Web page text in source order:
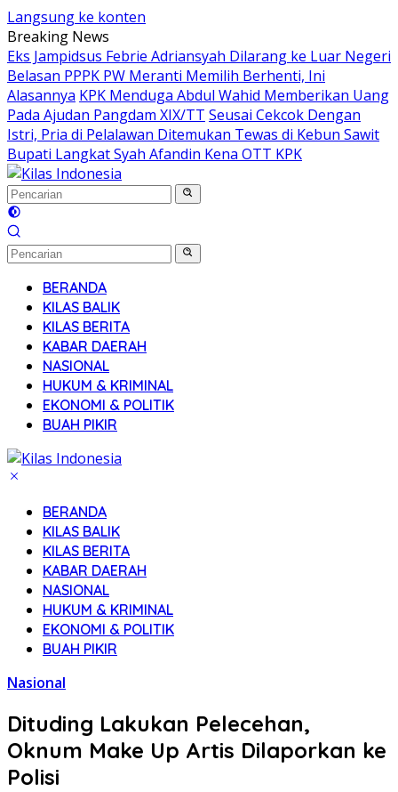
Langsung ke konten
Breaking News
Eks Jampidsus Febrie Adriansyah Dilarang ke Luar Negeri
Belasan PPPK PW Meranti Memilih Berhenti, Ini
Alasannya KPK Menduga Abdul Wahid Memberikan Uang
Pada Ajudan Pangdam XIX/TT Seusai Cekcok Dengan
Istri, Pria di Pelalawan Ditemukan Tewas di Kebun Sawit
Bupati Langkat Syah Afandin Kena OTT KPK
BERANDA
KILAS BALIK
KILAS BERITA
KABAR DAERAH
NASIONAL
HUKUM & KRIMINAL
EKONOMI & POLITIK
BUAH PIKIR
BERANDA
KILAS BALIK
KILAS BERITA
KABAR DAERAH
NASIONAL
HUKUM & KRIMINAL
EKONOMI & POLITIK
BUAH PIKIR
Nasional
Dituding Lakukan Pelecehan,
Oknum Make Up Artis Dilaporkan ke
Polisi